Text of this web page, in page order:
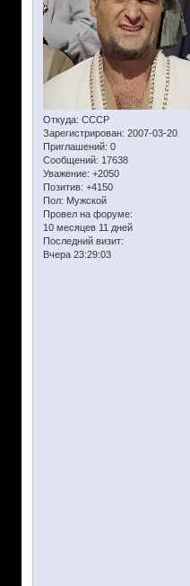
Откуда: CCCР
Зарегистрирован: 2007-03-20
Приглашений: 0
Сообщений: 17638
Уважение: +2050
Позитив: +4150
Пол: Мужской
Провел на форуме:
10 месяцев 11 дней
Последний визит:
Вчера 23:29:03